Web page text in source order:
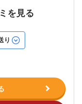
を見る
り